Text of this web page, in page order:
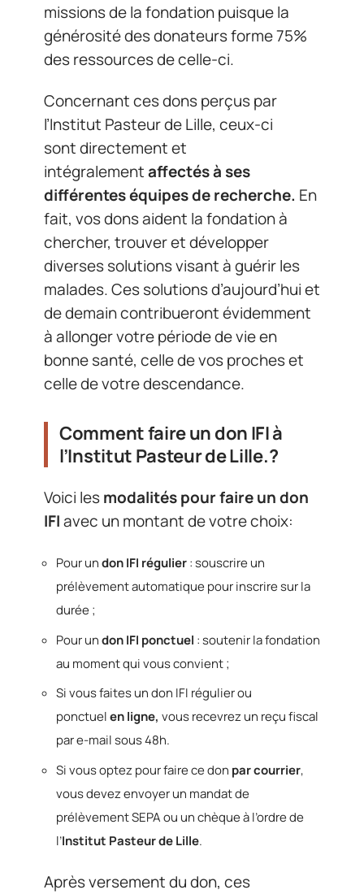
missions de la fondation puisque la
générosité des donateurs forme 75%
des ressources de celle-ci.
Concernant ces dons perçus par
l’Institut Pasteur de Lille, ceux-ci
sont directement et
intégralementaffectés à ses
différentes équipes de recherche. En
fait, vos dons aident la fondation à
chercher, trouver et développer
diverses solutions visant à guérir les
malades. Ces solutions d’aujourd’hui et
de demain contribueront évidemment
à allonger votre période de vie en
bonne santé, celle de vos proches et
celle de votre descendance.
Comment faire un don IFI à
l’Institut Pasteur de Lille.?
Voici lesmodalités pour faire un don
IFIavec un montant de votre choix:
Pour undon IFI régulier: souscrire un
prélèvement automatique pour inscrire sur la
durée ;
Pour undon IFI ponctuel : soutenir la fondation
au moment qui vous convient ;
Si vous faites un don IFI régulier ou
ponctuelen ligne, vous recevrez un reçu fiscal
par e-mail sous 48h.
Si vous optez pour faire ce don par courrier,
vous devez envoyer un mandat de
prélèvement SEPA ou un chèque à l’ordre de
l’Institut Pasteur de Lille.
Après versement du don, ces